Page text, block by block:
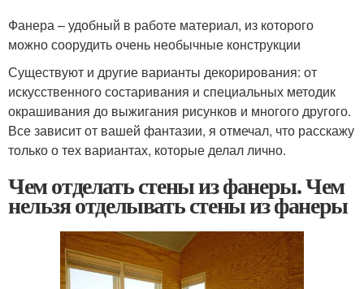
Фанера – удобный в работе материал, из которого
можно соорудить очень необычные конструкции
Существуют и другие варианты декорирования: от
искусственного состаривания и специальных методик
окрашивания до выжигания рисунков и многого другого.
Все зависит от вашей фантазии, я отмечал, что расскажу
только о тех вариантах, которые делал лично.
Чем отделать стены из фанеры. Чем
нельзя отделывать стены из фанеры